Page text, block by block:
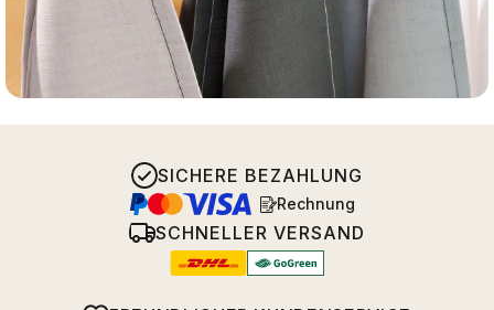
SICHERE BEZAHLUNG
Rechnung
SCHNELLER VERSAND